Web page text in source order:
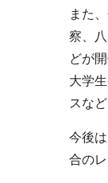
また
察、
どが
大学
スな
今後
合の